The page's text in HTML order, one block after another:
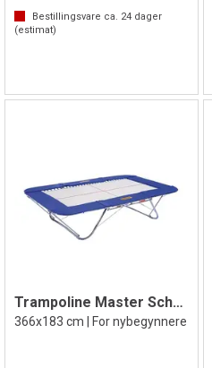
Bestillingsvare ca. 24 dager
(estimat)
Trampoline Master School
366x183 cm | For nybegynnere